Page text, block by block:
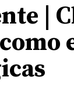
|